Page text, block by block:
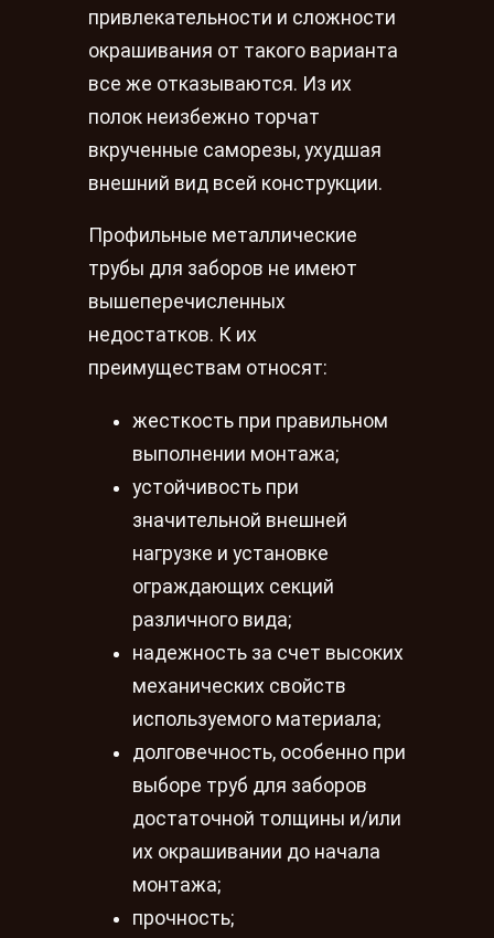
привлекательности и сложности
окрашивания от такого варианта
все же отказываются. Из их
полок неизбежно торчат
вкрученные саморезы, ухудшая
внешний вид всей конструкции.
Профильные металлические
трубы для заборов не имеют
вышеперечисленных
недостатков. К их
преимуществам относят:
жесткость при правильном
выполнении монтажа;
устойчивость при
значительной внешней
нагрузке и установке
ограждающих секций
различного вида;
надежность за счет высоких
механических свойств
используемого материала;
долговечность, особенно при
выборе труб для заборов
достаточной толщины и/или
их окрашивании до начала
монтажа;
прочность;